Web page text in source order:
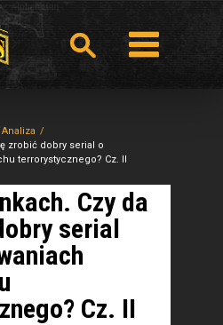
Analiza
zrobić dobry serial o
terrorystycznego? Cz. II
Czy da
serial
Cz. II